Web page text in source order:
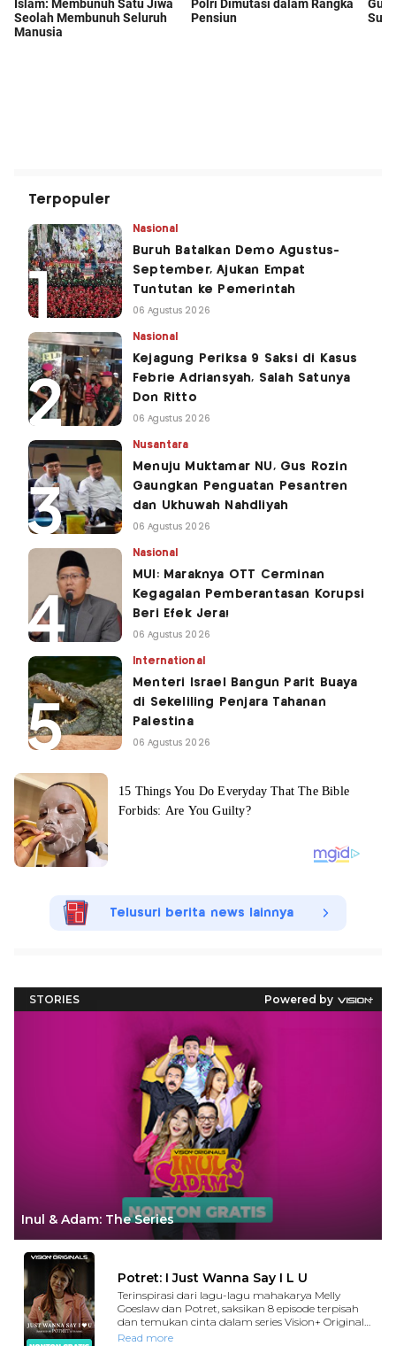
Terpopuler
Nasional
Buruh Batalkan Demo Agustus-
September, Ajukan Empat
Tuntutan ke Pemerintah
06 Agustus 2026
Nasional
Kejagung Periksa 9 Saksi di Kasus
Febrie Adriansyah, Salah Satunya
Don Ritto
06 Agustus 2026
Nusantara
Menuju Muktamar NU, Gus Rozin
Gaungkan Penguatan Pesantren
dan Ukhuwah Nahdliyah
06 Agustus 2026
Nasional
MUI: Maraknya OTT Cerminan
Kegagalan Pemberantasan Korupsi
Beri Efek Jera!
06 Agustus 2026
International
Menteri Israel Bangun Parit Buaya
di Sekeliling Penjara Tahanan
Palestina
06 Agustus 2026
Telusuri berita news lainnya